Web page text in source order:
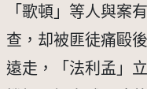
「歌頓」等人與案
查，却被匪徒痛毆
遠走，「法利孟」